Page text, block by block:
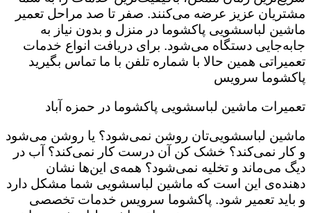
مشتریان عزیز عرضه می‌کنند. صفر تا صد مراحل تعمیر
ماشین لباسشویی پاکشوما در منزل و بدون نیاز به
جابه‌جایی دستگاه می‌شود. برای دریافت انواع خدمات
تعمیراتی همین حالا با شماره تلفن با ما تماس بگیرید
پاکشوما سرویس
تعمیرات ماشین لباسشویی پاکشوما در حمزه آباد
ماشین لباسشویی‌تان روشن نمی‌شود؟ یا روشن می‌شود
و کار نمی‌کند؟ خشک کن آن درست کار نمی‌کند؟ آب در
دیگ می‌ماند و تخلیه نمی‌شود؟ همه‌ی این‌ها نشان
دهنده‌ی این است که ماشین لباسشویی شما مشکل دارد
و باید تعمیر شود. پاکشوما سرویس خدمات تخصصی